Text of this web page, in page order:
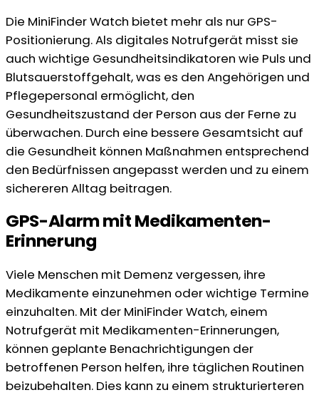
Die MiniFinder Watch bietet mehr als nur GPS-
Positionierung. Als digitales Notrufgerät misst sie
auch wichtige Gesundheitsindikatoren wie Puls und
Blutsauerstoffgehalt, was es den Angehörigen und
Pflegepersonal ermöglicht, den
Gesundheitszustand der Person aus der Ferne zu
überwachen. Durch eine bessere Gesamtsicht auf
die Gesundheit können Maßnahmen entsprechend
den Bedürfnissen angepasst werden und zu einem
sichereren Alltag beitragen.
GPS-Alarm mit Medikamenten-
Erinnerung
Viele Menschen mit Demenz vergessen, ihre
Medikamente einzunehmen oder wichtige Termine
einzuhalten. Mit der MiniFinder Watch, einem
Notrufgerät mit Medikamenten-Erinnerungen,
können geplante Benachrichtigungen der
betroffenen Person helfen, ihre täglichen Routinen
beizubehalten. Dies kann zu einem strukturierteren